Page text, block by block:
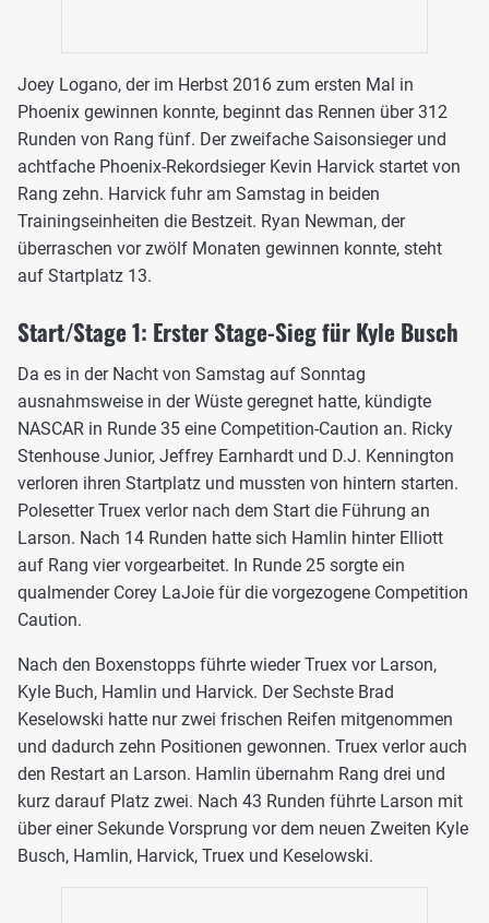
Joey Logano, der im Herbst 2016 zum ersten Mal in
Phoenix gewinnen konnte, beginnt das Rennen über 312
Runden von Rang fünf. Der zweifache Saisonsieger und
achtfache Phoenix-Rekordsieger Kevin Harvick startet von
Rang zehn. Harvick fuhr am Samstag in beiden
Trainingseinheiten die Bestzeit. Ryan Newman, der
überraschen vor zwölf Monaten gewinnen konnte, steht
auf Startplatz 13.
Start/Stage 1: Erster Stage-Sieg für Kyle Busch
Da es in der Nacht von Samstag auf Sonntag
ausnahmsweise in der Wüste geregnet hatte, kündigte
NASCAR in Runde 35 eine Competition-Caution an. Ricky
Stenhouse Junior, Jeffrey Earnhardt und D.J. Kennington
verloren ihren Startplatz und mussten von hintern starten.
Polesetter Truex verlor nach dem Start die Führung an
Larson. Nach 14 Runden hatte sich Hamlin hinter Elliott
auf Rang vier vorgearbeitet. In Runde 25 sorgte ein
qualmender Corey LaJoie für die vorgezogene Competition
Caution.
Nach den Boxenstopps führte wieder Truex vor Larson,
Kyle Buch, Hamlin und Harvick. Der Sechste Brad
Keselowski hatte nur zwei frischen Reifen mitgenommen
und dadurch zehn Positionen gewonnen. Truex verlor auch
den Restart an Larson. Hamlin übernahm Rang drei und
kurz darauf Platz zwei. Nach 43 Runden führte Larson mit
über einer Sekunde Vorsprung vor dem neuen Zweiten Kyle
Busch, Hamlin, Harvick, Truex und Keselowski.